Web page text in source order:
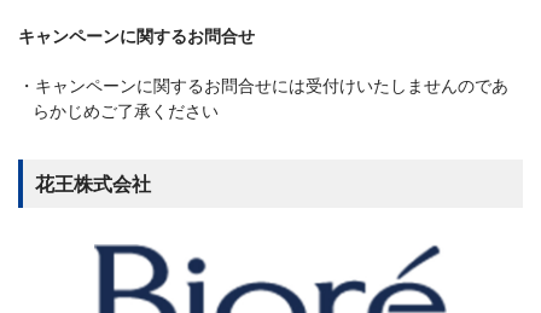
キャンペーンに関するお問合せ
キャンペーンに関するお問合せには受付けいたしませんのであ
らかじめご了承ください
花王株式会社